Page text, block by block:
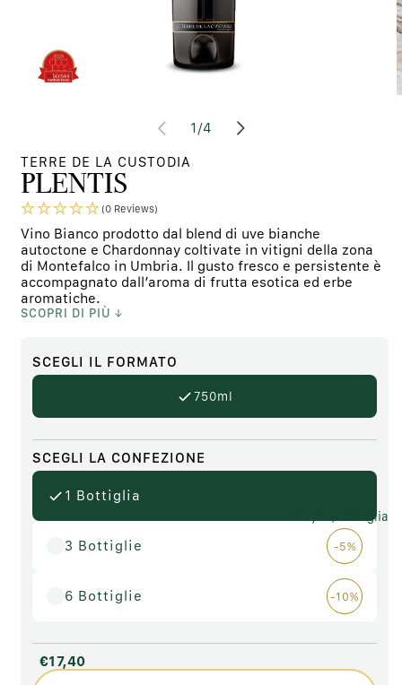
in
finestra
modale
1 /su
4
TERRE DE LA CUSTODIA
PLENTIS
(0 Reviews)
Vino Bianco prodotto dal blend di uve bianche
autoctone e Chardonnay coltivate in vitigni della zona
di Montefalco in Umbria. Il gusto fresco e persistente è
accompagnato dall’aroma di frutta esotica ed erbe
aromatiche.
SCOPRI DI PIÙ
SCEGLI IL FORMATO
750ml
SCEGLI LA CONFEZIONE
1 Bottiglia
-5%
3 Bottiglie
-10%
6 Bottiglie
€17,40
/ Bottiglia